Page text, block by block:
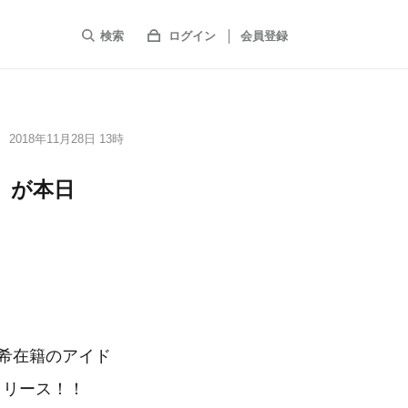
検索 ログイン 会員登録
2018年11月28日 13時
が本日
在籍のアイド
ース！！